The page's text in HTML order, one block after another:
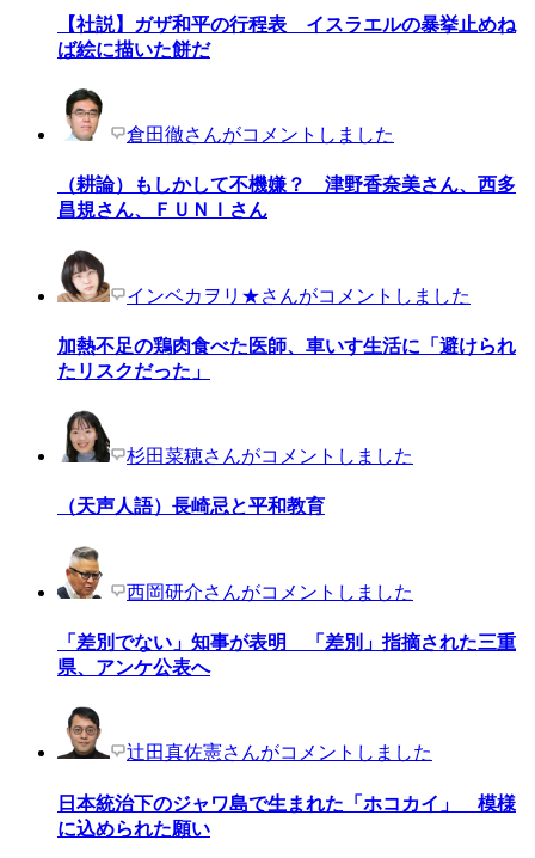
【社説】ガザ和平の行程表 イスラエルの暴挙止めね
ば絵に描いた餅だ
倉田徹さんがコメントしました
（耕論）もしかして不機嫌？ 津野香奈美さん、西多
昌規さん、ＦＵＮＩさん
インベカヲリ★さんがコメントしました
加熱不足の鶏肉食べた医師、車いす生活に「避けられ
たリスクだった」
杉田菜穂さんがコメントしました
（天声人語）長崎忌と平和教育
西岡研介さんがコメントしました
「差別でない」知事が表明 「差別」指摘された三重
県、アンケ公表へ
辻田真佐憲さんがコメントしました
日本統治下のジャワ島で生まれた「ホコカイ」 模様
に込められた願い